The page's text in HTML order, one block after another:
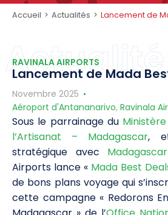
Accueil > Actualités > Lancement de
RAVINALA AIRPORTS
Actualité
Lancement de Mada
Novembre 2025
Aéroport d'Antananarivo, Ravinala
Sous le parrainage du
l’Artisanat – Madagascar,
stratégique avec
Airports lance « Mada Best
de bons plans voyage qui
cette campagne « Redorons